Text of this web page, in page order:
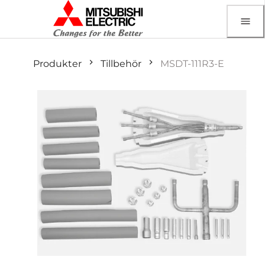
Produkter Tillbehör MSDT-111R3-E